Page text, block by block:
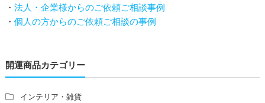
トイレ前室のドアの開け閉めについて
増築して家相の中心軸が変わると、鬼門の方角にあるトイ
占い師さんは、幽霊を見たことがありますか？
家相風水の診断・鑑定料金や相場について
家相・風水の鑑定料金の相場が知りたい。
・ 法人・企業様からのご依頼ご相談事例
・ 個人の方からのご依頼ご相談の事例
開運商品カテゴリー
インテリア・雑貨